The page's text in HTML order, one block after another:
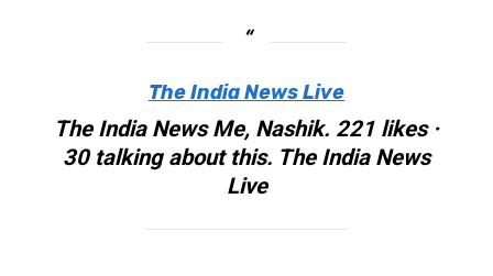
The India News Live
The India News Me, Nashik. 221 likes ·
30 talking about this. The India News
Live